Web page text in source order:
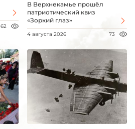
62
В Верхнекамье прошёл
патриотический квиз
«Зоркий глаз»
4 августа 2026 73